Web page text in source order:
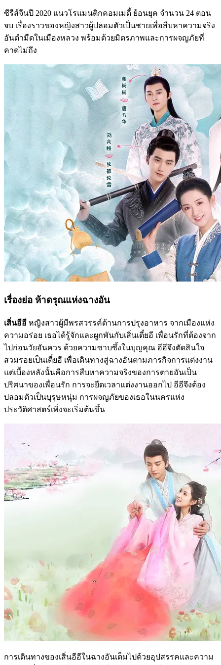
ซีรีส์จีนปี 2020 แนวโรแมนติกคอมเมดี้ ย้อนยุค จำนวน 24 ตอน
จบ เรื่องราวของหญิงสาวผู้ปลอมตัวเป็นชายเพื่อสืบหาความจริง
อันดำมืดในเมืองหลวง พร้อมด้วยมิตรภาพและการผจญภัยที่
คาดไม่ถึง
เรื่องย่อ ห้าดรุณแห่งฉางอัน
เสิ่นอีอี หญิงสาวผู้มีพรสวรรค์ด้านการปรุงอาหาร จากเมืองแห่ง
ความอร่อย เธอได้รู้จักและผูกพันกับเสิ่นเตี๋ยอี เพื่อนรักที่ต้องจาก
ไปก่อนวัยอันควร ด้วยความซาบซึ้งในบุญคุณ อีอีจึงตัดสินใจ
สวมรอยเป็นเตี๋ยอี เพื่อเดินทางสู่ฉางอันตามภารกิจการแต่งงาน
แต่เบื้องหลังนั้นคือการสืบหาความจริงของการตายอันเป็น
ปริศนาของเพื่อนรัก การจะยืดเวลาแต่งงานออกไป อีอีจึงต้อง
ปลอมตัวเป็นบุรุษหนุ่ม การผจญภัยของเธอในนครแห่ง
ประวัติศาสตร์เพิ่งจะเริ่มต้นขึ้น
การเดินทางของเสิ่นอีอีในฉางอันเต็มไปด้วยอุปสรรคและความ